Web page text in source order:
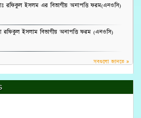
রফিকুল ইসলম এর বিভাগীয় অনাপত্তি ফরম(এনওসি)
রফিকুল ইসলাম বিভাগীয় অনাপত্তি ফরম (এনওসি)
সবগুলো জানতে »